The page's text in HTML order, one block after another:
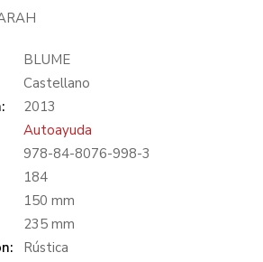
BLUME
Castellano
2013
Autoayuda
978-84-8076-998-3
184
150 mm
235 mm
Rústica